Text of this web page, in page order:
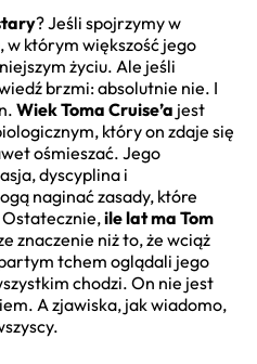
? Jeśli spojrzymy w
w którym większość jego
życiu. Ale jeśli
brzmi: absolutnie nie. I
Wiek Toma Cruise’a jest
który on zdaje się
ośmieszać. Jego
dyscyplina i
naginać zasady, które
ile lat ma Tom
znaczenie niż to, że wciąż
tchem oglądali jego
chodzi. On nie jest
A zjawiska, jak wiadomo,